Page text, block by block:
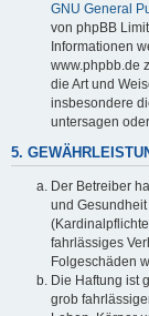
GNU General
von phpBB
Informationen
www.phpbb.de
die Art und
insbesondere
untersagen
5.
Der Betreiber
und
fahrlässiges
Folgeschäden
Die Haftung ist
grob